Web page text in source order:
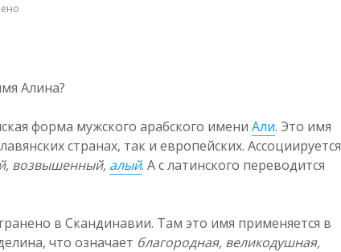
Алина?
форма мужского арабского имени Али. Это имя
странах, так и европейских. Ассоциируется
возвышенный, алый. А с латинского переводится
в Скандинавии. Там это имя применяется в
что означает благородная, великодушная,